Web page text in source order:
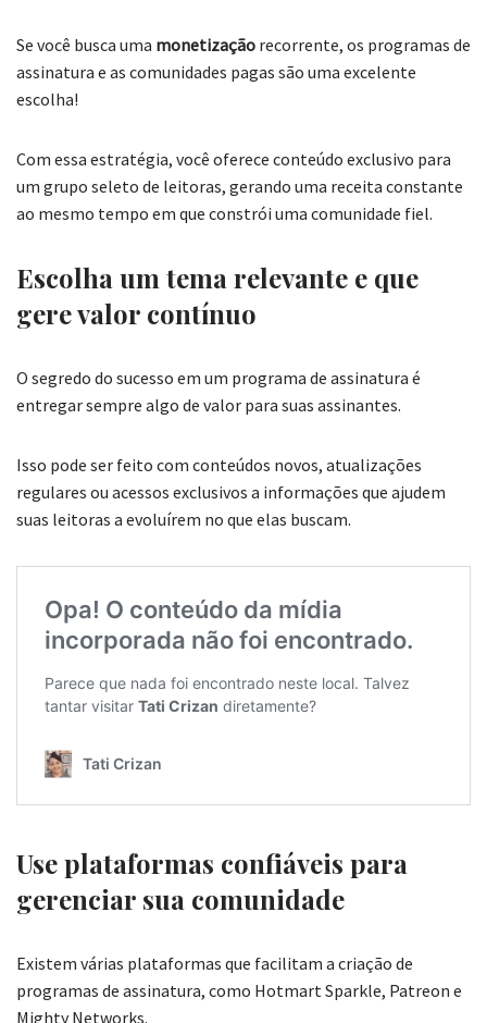
Se você busca uma monetização recorrente, os programas de
assinatura e as comunidades pagas são uma excelente
escolha!
Com essa estratégia, você oferece conteúdo exclusivo para
um grupo seleto de leitoras, gerando uma receita constante
ao mesmo tempo em que constrói uma comunidade fiel.
Escolha um tema relevante e que
gere valor contínuo
O segredo do sucesso em um programa de assinatura é
entregar sempre algo de valor para suas assinantes.
Isso pode ser feito com conteúdos novos, atualizações
regulares ou acessos exclusivos a informações que ajudem
suas leitoras a evoluírem no que elas buscam.
Use plataformas confiáveis para
gerenciar sua comunidade
Existem várias plataformas que facilitam a criação de
programas de assinatura, como Hotmart Sparkle, Patreon e
Mighty Networks.